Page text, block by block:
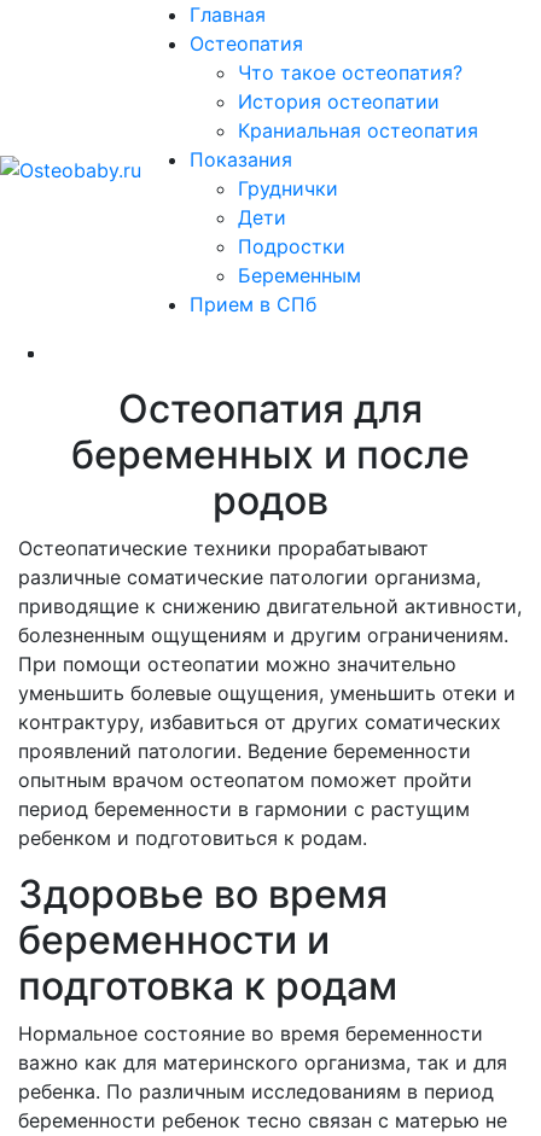
Главная
Остеопатия
Что такое остеопатия?
История остеопатии
Краниальная остеопатия
Показания
Груднички
Дети
Подростки
Беременным
Прием в СПб
Остеопатия для
беременных и после
родов
Остеопатические техники прорабатывают
различные соматические патологии организма,
приводящие к снижению двигательной активности,
болезненным ощущениям и другим ограничениям.
При помощи остеопатии можно значительно
уменьшить болевые ощущения, уменьшить отеки и
контрактуру, избавиться от других соматических
проявлений патологии. Ведение беременности
опытным врачом остеопатом поможет пройти
период беременности в гармонии с растущим
ребенком и подготовиться к родам.
Здоровье во время
беременности и
подготовка к родам
Нормальное состояние во время беременности
важно как для материнского организма, так и для
ребенка. По различным исследованиям в период
беременности ребенок тесно связан с матерью не